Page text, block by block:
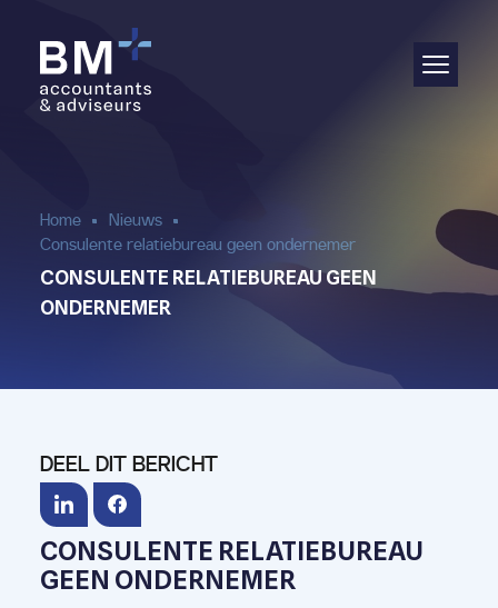
Home
Nieuws
Consulente relatiebureau geen ondernemer
CONSULENTE RELATIEBUREAU GEEN
ONDERNEMER
CONSULENTE RELATIEBUREAU
GEEN ONDERNEMER
DEEL DIT BERICHT
Administratie
Salarisadministratie
Aangifte & fiscaal advies